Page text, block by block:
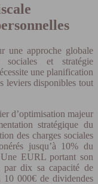
une approche globale
sociales et stratégie
une planification
leviers disponibles tout
d’optimisation majeur
stratégique du
des charges sociales
jusqu’à 10% du
EURL portant son
dix sa capacité de
10 000€ de dividendes